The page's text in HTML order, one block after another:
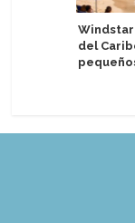
del